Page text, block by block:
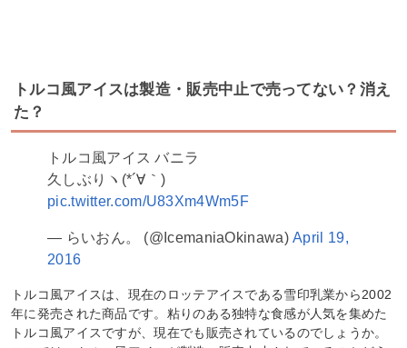
トルコ風アイスは製造・販売中止で売ってない？消え
た？
トルコ風アイス バニラ
久しぶりヽ(*´∀｀)
pic.twitter.com/U83Xm4Wm5F
— らいおん。 (@IcemaniaOkinawa)April 19,
2016
トルコ風アイスは、現在のロッテアイスである雪印乳業から2002
年に発売された商品です。粘りのある独特な食感が人気を集めた
トルコ風アイスですが、現在でも販売されているのでしょうか。